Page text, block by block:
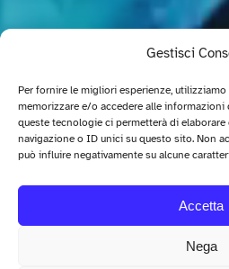
Gestisci
Per fornire le migliori esperienze,
memorizzare e/o accedere alle
queste tecnologie ci permetterà di
navigazione o ID unici su questo sito. Non
può influire negativamente su alcune
Accetta
Nega